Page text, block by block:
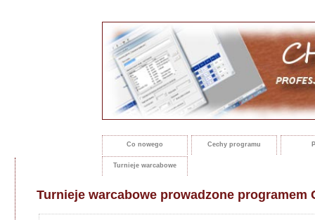
Co nowego Cechy programu
Turnieje warcabowe
Turnieje warcabowe prowadzone programem